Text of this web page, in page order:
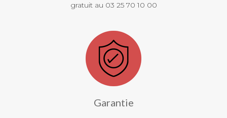
gratuit au 03 25 70 10 00
Garantie